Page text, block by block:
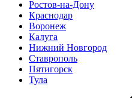
Ростов-на-Дону
Краснодар
Воронеж
Калуга
Нижний Новгород
Ставрополь
Пятигорск
Тула